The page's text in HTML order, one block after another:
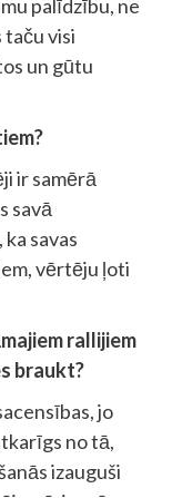
palīdzību, ne
taču visi
un gūtu
ir samērā
savā
savas
vērtēju ļoti
rallijiem
braukt?
jo
no tā,
izauguši